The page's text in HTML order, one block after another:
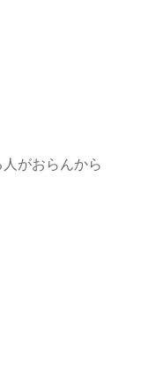
がおらんから